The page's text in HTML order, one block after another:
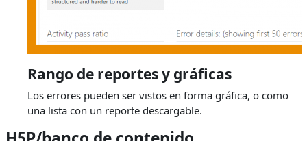
Rango de reportes y gráficas
Los errores pueden ser vistos en forma gráfica, o como
una lista con un reporte descargable.